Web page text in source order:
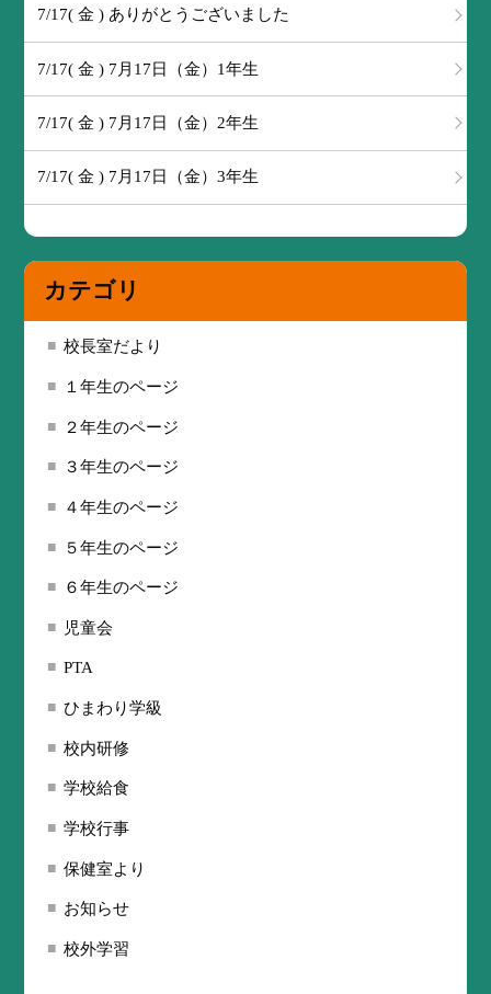
7/17( 金 ) ありがとうございました
7/17( 金 ) 7月17日（金）1年生
7/17( 金 ) 7月17日（金）2年生
7/17( 金 ) 7月17日（金）3年生
カテゴリ
校長室だより
１年生のページ
２年生のページ
３年生のページ
４年生のページ
５年生のページ
６年生のページ
児童会
PTA
ひまわり学級
校内研修
学校給食
学校行事
保健室より
お知らせ
校外学習